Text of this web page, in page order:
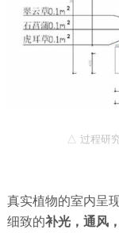
△ 过程研
真实植物的室内呈
细致的补光，通风